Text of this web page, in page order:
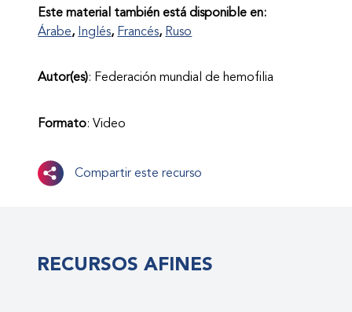
Este material también está disponible en:
Árabe
Inglés Francés Ruso
Autor(es): Federación mundial de hemofilia
Formato: Video
Compartir este recurso
RECURSOS AFINES